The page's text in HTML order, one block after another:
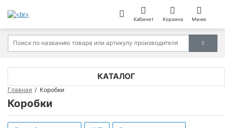
Кабинет Корзина Меню
Главная Коробки
Коробки
КАТАЛОГ